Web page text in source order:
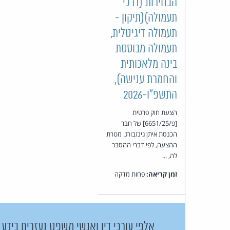
תעמולה)(תיקון -
תעמולה דיגיטלית,
תעמולה מבוססת
בינה מלאכותית
והחמרת ענישה),
התשפ"ו-2026
הצעת חוק פרטית
[פ/6651/25] של חבר
הכנסת איתן גינזבורג. מטרת
ההצעה, לפי דברי ההסבר
לה, ...
זמן קריאה:פחות מדקה
אלפי עורכי דין ואנשי משפט נעזרים